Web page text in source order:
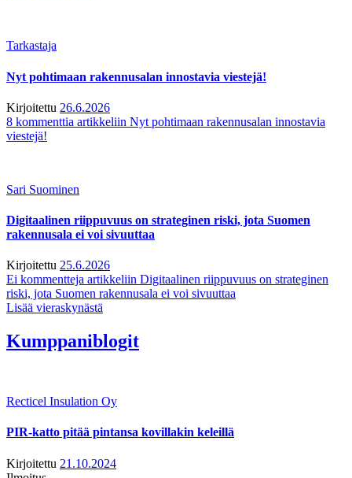
Tarkastaja
Nyt pohtimaan rakennusalan innostavia viestejä!
Kirjoitettu 26.6.2026
8 kommenttia artikkeliin Nyt pohtimaan rakennusalan innostavia
viestejä!
Sari Suominen
Digitaalinen riippuvuus on strateginen riski, jota Suomen
rakennusala ei voi sivuuttaa
Kirjoitettu 25.6.2026
Ei kommentteja artikkeliin Digitaalinen riippuvuus on strateginen
riski, jota Suomen rakennusala ei voi sivuuttaa
Lisää vieraskynästä
Kumppaniblogit
Recticel Insulation Oy
PIR-katto pitää pintansa kovillakin keleillä
Kirjoitettu 21.10.2024